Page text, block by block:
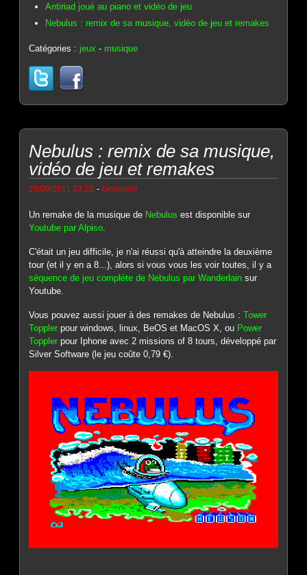
Antiriad joué au piano et vidéo de jeu
Nebulus : remix de sa musique, vidéo de jeu et remakes
Catégories :jeux - musique
Nebulus : remix de sa musique,
vidéo de jeu et remakes
28/09/2011 23:10 -Genesis8
Un remake de la musique de Nebulus est disponible sur
Youtube par Alpiso.
C'était un jeu difficile, je n'ai réussi qu'à atteindre la deuxième
tour (et il y en a 8...), alors si vous vous les voir toutes, il y a
séquence de jeu complète de Nebulus par Wanderlain sur
Youtube.
Vous pouvez aussi jouer à des remakes de Nebulus :Tower
Toppler pour windows, linux, BeOS et MacOS X, ou Power
Toppler pour Iphone avec 2 missions of 8 tours, développé par
Silver Software (le jeu coûte 0,79 €).